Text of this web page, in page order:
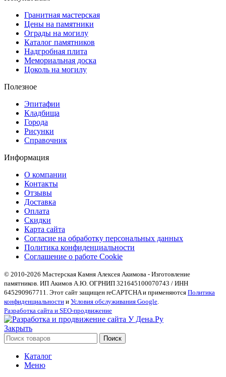
Гранитная мастерская
Цены на памятники
Ограды на могилу
Каталог памятников
Надгробная плита
Мемориальная доска
Цоколь на могилу
Полезное
Эпитафии
Кладбища
Города
Рисунки
Справочник
Информация
О компании
Контакты
Отзывы
Доставка
Оплата
Скидки
Карта сайта
Согласие на обработку персональных данных
Политика конфиденциальности
Соглашение о работе Cookie
© 2010-2026 Мастерская Камня Алексея Акимова - Изготовление
памятников. ИП Акимов А.Ю. ОГРНИП 321645100070743 / ИНН
645290967711. Этот сайт защищен reCAPTCHA и применяются Политика
конфиденциальности и Условия обслуживания Google
Разработка сайта и SEO-продвижение
Закрыть
Поиск
Каталог
Меню